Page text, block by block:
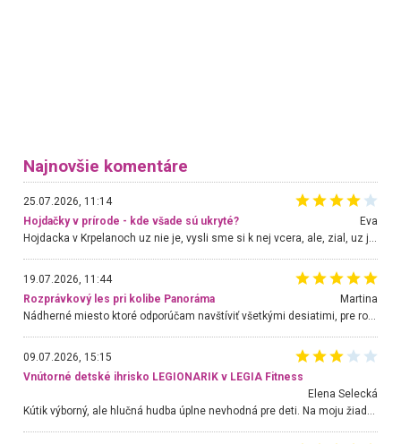
Najnovšie komentáre
25.07.2026, 11:14
Hojdačky v prírode - kde všade sú ukryté?
Eva
Hojdacka v Krpelanoch uz nie je, vysli sme si k nej vcera, ale, zial, uz je znicena. Ak sem planujete cestu len kvoli hojdacke, mozete si ju usetrit. Krasny vyhlad je tu vsak aj bez hojdacky :-)
19.07.2026, 11:44
Rozprávkový les pri kolibe Panoráma
Martina
Nádherné miesto ktoré odporúčam navštíviť všetkými desiatimi, pre rodiny s deťmi, dôchodcom... Proste a jednoducho ozaj rozprávkový les.. určite ešte prídeme. Odniesli sme si na pamiatku krásne tričká,
09.07.2026, 15:15
Vnútorné detské ihrisko LEGIONARIK v LEGIA Fitness
Elena Selecká